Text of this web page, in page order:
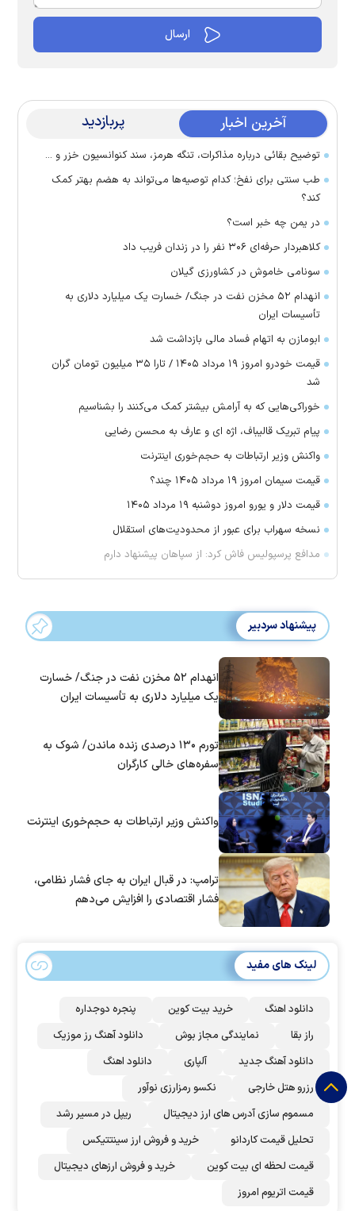
آخرین اخبار پربازدید
توضیح بقائی درباره مذاکرات، تنگه هرمز، سند کنوانسیون خزر و ...
طب سنتی برای نفخ؛ کدام توصیه‌ها می‌تواند به هضم بهتر کمک
کند؟
در یمن چه خبر است؟
کلاهبردار حرفه‌ای ۳۰۶ نفر را در زندان فریب داد
سونامی خاموش در کشاورزی گیلان
انهدام ۵۲ مخزن نفت در جنگ/ خسارت یک میلیارد دلاری به
تأسیسات ایران
ابومازن به اتهام فساد مالی بازداشت شد
قیمت خودرو امروز ۱۹ مرداد ۱۴۰۵ / تارا ۳۵ میلیون تومان گران
شد
خوراکی‌هایی که به آرامش بیشتر کمک می‌کنند را بشناسیم
پیام تبریک قالیباف، اژه ای و عارف به محسن رضایی
واکنش وزیر ارتباطات به حجم‌خوری اینترنت
قیمت سیمان امروز ۱۹ مرداد ۱۴۰۵ چند؟
قیمت دلار و یورو امروز دوشنبه ۱۹ مرداد ۱۴۰۵
نسخه سهراب برای عبور از محدودیت‌های استقلال
مدافع پرسپولیس فاش کرد: از سپاهان پیشنهاد دارم
پیشنهاد سردبیر
انهدام ۵۲ مخزن نفت در جنگ/ خسارت
یک میلیارد دلاری به تأسیسات ایران
تورم ۱۳۰ درصدی زنده ماندن/ شوک به
سفره‌های خالی کارگران
واکنش وزیر ارتباطات به حجم‌خوری اینترنت
ترامپ: در قبال ایران به جای فشار نظامی،
فشار اقتصادی را افزایش می‌دهم
لینک های مفید
دانلود اهنگ خرید بیت کوین
پنجره دوجداره
راز بقا
نمایندگی مجاز بوش
دانلود آهنگ رز‌ موزیک
دانلود آهنگ جدید
آلپاری
دانلود اهنگ
رزرو هتل خارجی
نکسو رمزارزی نوآور
مسموم سازی آدرس های ارز دیجیتال
ریپل در مسیر رشد
تحلیل قیمت کاردانو
خرید و فروش ارز سینتتیکس
قیمت لحظه ای بیت کوین
خرید و فروش ارزهای دیجیتال
قیمت اتریوم امروز